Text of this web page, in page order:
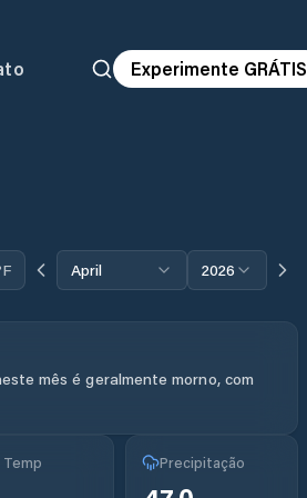
Experimente GRÁTIS
April 2026
mês é geralmente morno, com
Temp Precipitação